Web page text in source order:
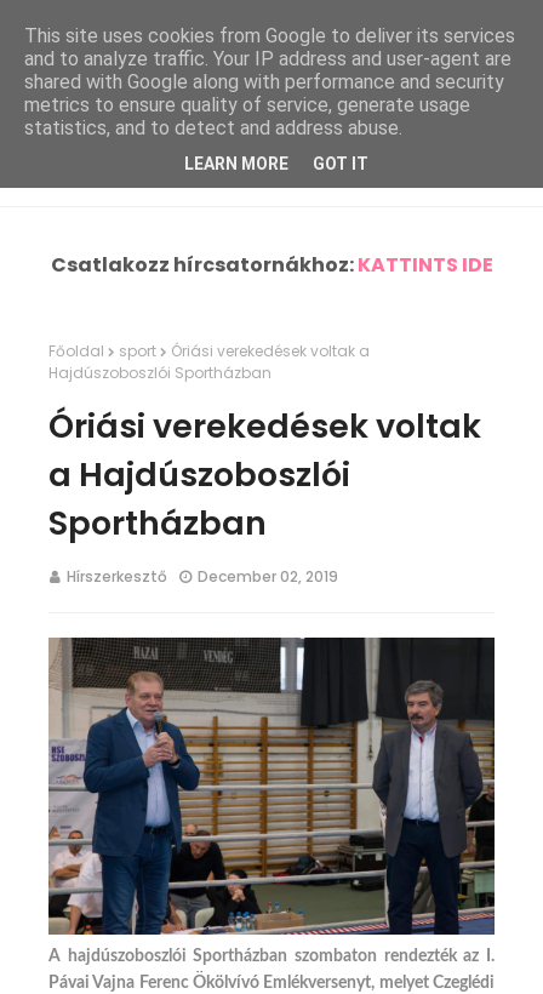
Csatlakozz hírcsatornákhoz:KATTINTS IDE
Főoldal sport
Óriási verekedések voltak a
Hajdúszoboszlói Sportházban
Óriási verekedések voltak
a Hajdúszoboszlói
Sportházban
Hírszerkesztő December 02, 2019
A hajdúszoboszlói Sportházban szombaton rendezték az I.
Pávai Vajna Ferenc Ökölvívó Emlékversenyt, melyet Czeglédi
This site uses cookies from Google to deliver its services
and to analyze traffic. Your IP address and user-agent are
shared with Google along with performance and security
metrics to ensure quality of service, generate usage
statistics, and to detect and address abuse.
LEARN MORE GOT IT